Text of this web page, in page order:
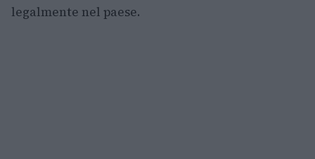
legalmente nel paese.